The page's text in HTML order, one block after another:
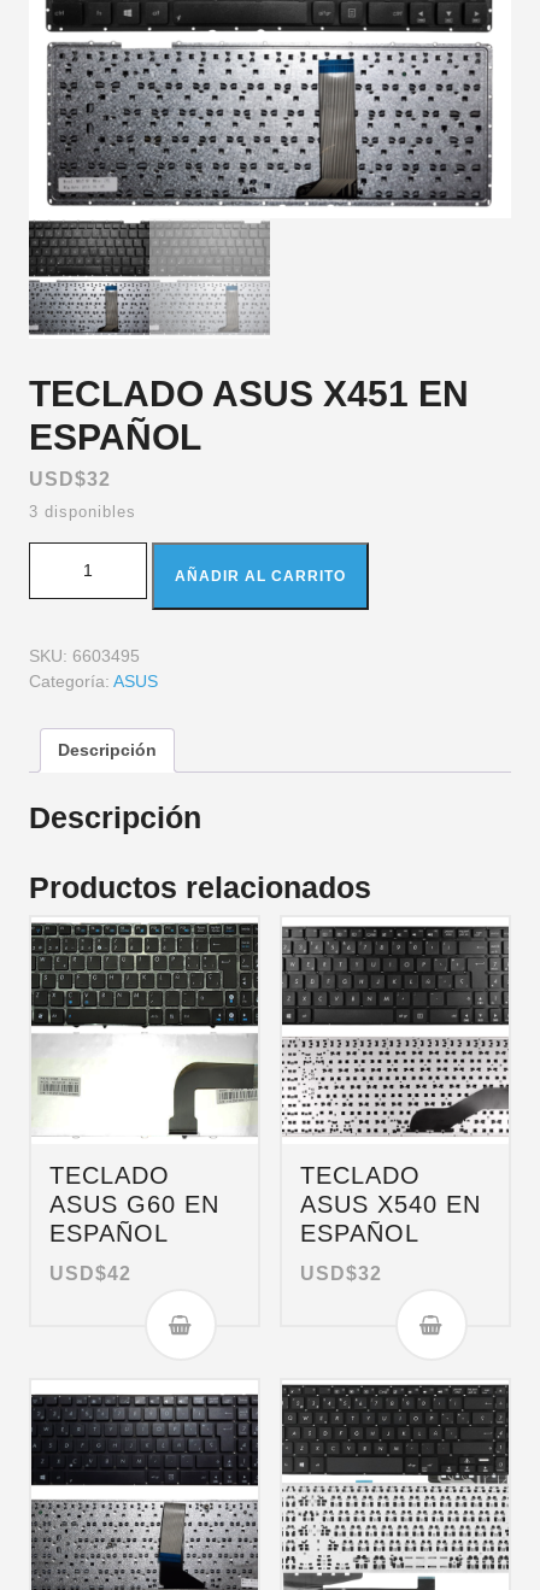
TECLADO ASUS X451 EN
ESPAÑOL
USD$32
3 disponibles
AÑADIR AL CARRITO
SKU: 6603495
Categoría: ASUS
Descripción
Descripción
Productos relacionados
TECLADO
ASUS G60 EN
ESPAÑOL
USD$42
TECLADO
ASUS X540 EN
ESPAÑOL
USD$32